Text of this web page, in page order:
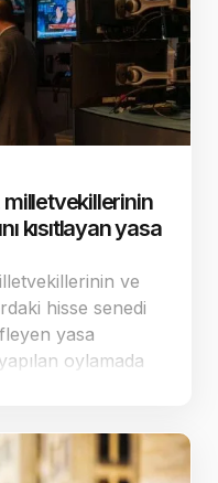
kısıtlayan yasa
ve
hisse senedi
yasa
oylamada